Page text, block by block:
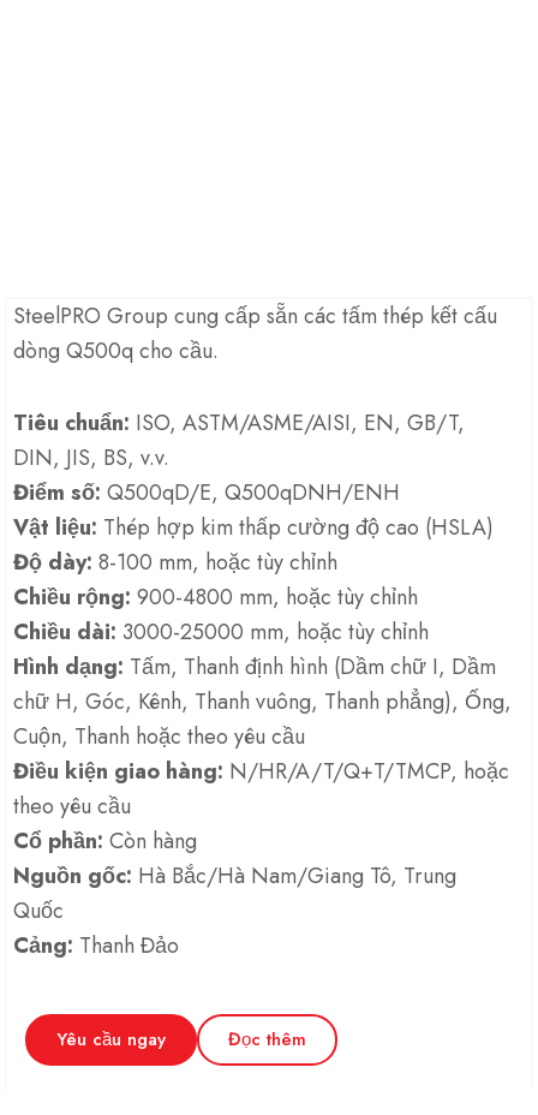
SteelPRO Group cung cấp sẵn các tấm thép kết cấu
dòng Q500q cho cầu.
Tiêu chuẩn: ISO, ASTM/ASME/AISI, EN, GB/T,
DIN, JIS, BS, v.v.
Điểm số: Q500qD/E, Q500qDNH/ENH
Vật liệu: Thép hợp kim thấp cường độ cao (HSLA)
Độ dày: 8-100 mm, hoặc tùy chỉnh
Chiều rộng: 900-4800 mm, hoặc tùy chỉnh
Chiều dài: 3000-25000 mm, hoặc tùy chỉnh
Hình dạng: Tấm, Thanh định hình (Dầm chữ I, Dầm
chữ H, Góc, Kênh, Thanh vuông, Thanh phẳng), Ống,
Cuộn, Thanh hoặc theo yêu cầu
Điều kiện giao hàng: N/HR/A/T/Q+T/TMCP, hoặc
theo yêu cầu
Cổ phần: Còn hàng
Nguồn gốc: Hà Bắc/Hà Nam/Giang Tô, Trung
Quốc
Cảng: Thanh Đảo
Yêu cầu ngay Đọc thêm